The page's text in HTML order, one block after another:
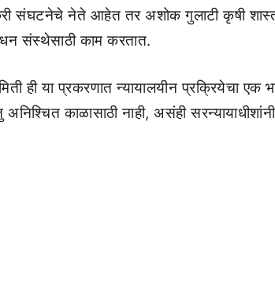
संघटनेचे नेते आहेत तर अशोक गुलाटी कृषी
संस्थेसाठी काम करतात.
ही या प्रकरणात न्यायालयीन प्रक्रियेचा
काळासाठी नाही, असंही